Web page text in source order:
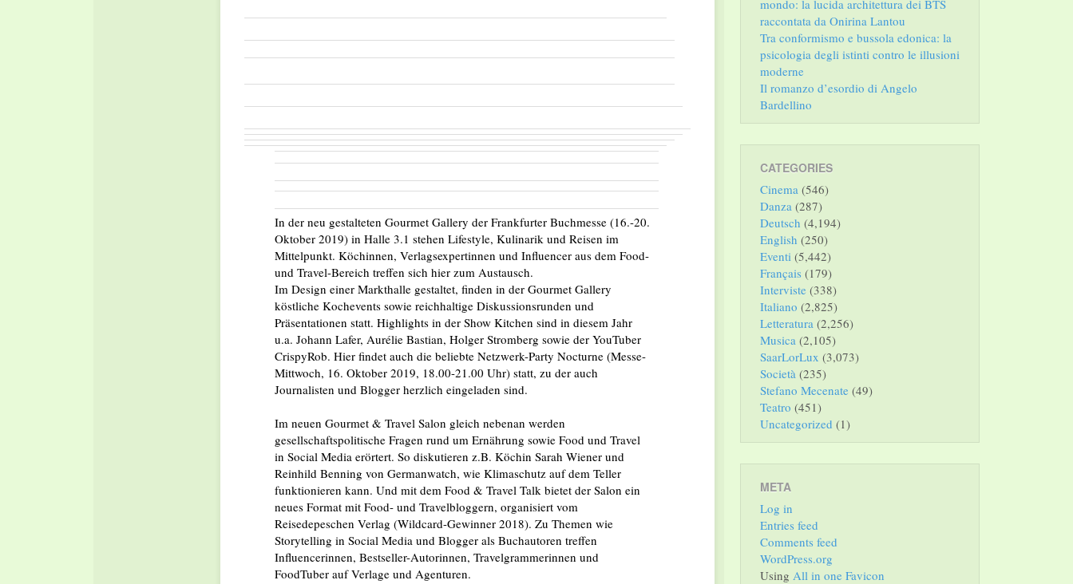
In der neu gestalteten Gourmet Gallery der Frankfurter Buchmesse (16.-20.
Oktober 2019) in Halle 3.1 stehen Lifestyle, Kulinarik und Reisen im
Mittelpunkt. Köchinnen, Verlagsexpertinnen und Influencer aus dem Food-
und Travel-Bereich treffen sich hier zum Austausch.
Im Design einer Markthalle gestaltet, finden in der Gourmet Gallery
köstliche Kochevents sowie reichhaltige Diskussionsrunden und
Präsentationen statt. Highlights in der Show Kitchen sind in diesem Jahr
u.a. Johann Lafer, Aurélie Bastian, Holger Stromberg sowie der YouTuber
CrispyRob. Hier findet auch die beliebte Netzwerk-Party Nocturne (Messe-
Mittwoch, 16. Oktober 2019, 18.00-21.00 Uhr) statt, zu der auch
Journalisten und Blogger herzlich eingeladen sind.
Im neuen Gourmet & Travel Salon gleich nebenan werden
gesellschaftspolitische Fragen rund um Ernährung sowie Food und Travel
in Social Media erörtert. So diskutieren z.B. Köchin Sarah Wiener und
Reinhild Benning von Germanwatch, wie Klimaschutz auf dem Teller
funktionieren kann. Und mit dem Food & Travel Talk bietet der Salon ein
neues Format mit Food- und Travelbloggern, organisiert vom
Reisedepeschen Verlag (Wildcard-Gewinner 2018). Zu Themen wie
Storytelling in Social Media und Blogger als Buchautoren treffen
Influencerinnen, Bestseller-Autorinnen, Travelgrammerinnen und
FoodTuber auf Verlage und Agenturen.
mondo: la lucida architettura dei BTS
raccontata da Onirina Lantou
Tra conformismo e bussola edonica: la
psicologia degli istinti contro le illusioni
moderne
Il romanzo d’esordio di Angelo
Bardellino
CATEGORIES
Cinema (546)
Danza (287)
Deutsch (4,194)
English (250)
Eventi (5,442)
Français (179)
Interviste (338)
Italiano (2,825)
Letteratura (2,256)
Musica (2,105)
SaarLorLux (3,073)
Società (235)
Stefano Mecenate (49)
Teatro (451)
Uncategorized (1)
META
Log in
Entries feed
Comments feed
WordPress.org
Using All in one Favicon